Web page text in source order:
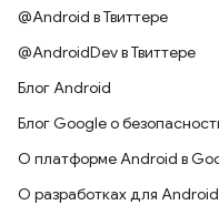
@Android в Твиттере
@AndroidDev в Твиттере
Блог Android
Блог Google о
О платформе Android в
О разработках для